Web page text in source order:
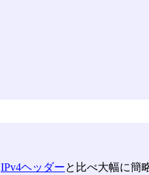
IPv4ヘッダーと比べ大幅に簡